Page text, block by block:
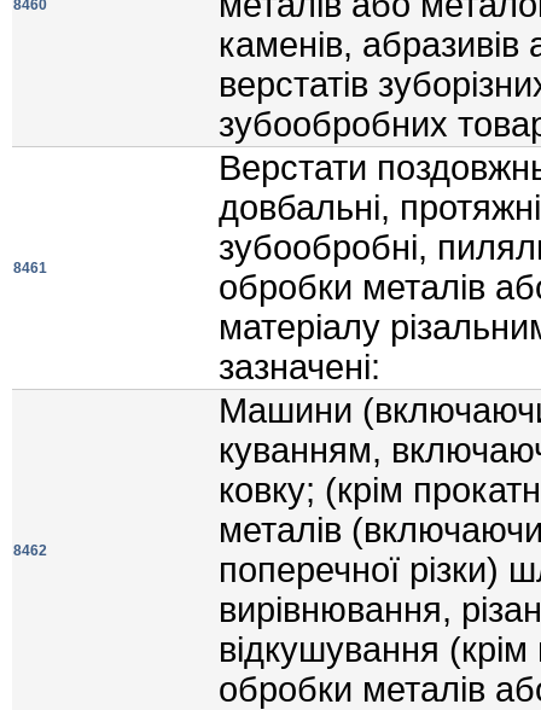
8460
каменiв, абразивiв
верстатiв
зубообробних
8461
Верстати
довбальнi,
зубообробнi,
обробки металiв
матерiалу
зазначенi:
8462
Машини
куванням,
ковку; (крiм
металiв
поперечної рiзки)
вирiвнювання,
вiдкушування (крiм
обробки металiв